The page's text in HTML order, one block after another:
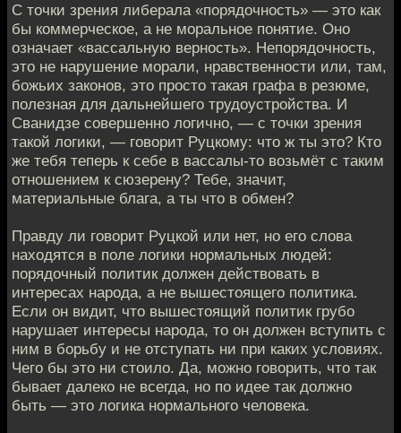
С точки зрения либерала «порядочность» — это как
бы коммерческое, а не моральное понятие. Оно
означает «вассальную верность». Непорядочность,
это не нарушение морали, нравственности или, там,
божьих законов, это просто такая графа в резюме,
полезная для дальнейшего трудоустройства. И
Сванидзе совершенно логично, — с точки зрения
такой логики, — говорит Руцкому: что ж ты это? Кто
же тебя теперь к себе в вассалы-то возьмёт с таким
отношением к сюзерену? Тебе, значит,
материальные блага, а ты что в обмен?
Правду ли говорит Руцкой или нет, но его слова
находятся в поле логики нормальных людей:
порядочный политик должен действовать в
интересах народа, а не вышестоящего политика.
Если он видит, что вышестоящий политик грубо
нарушает интересы народа, то он должен вступить с
ним в борьбу и не отступать ни при каких условиях.
Чего бы это ни стоило. Да, можно говорить, что так
бывает далеко не всегда, но по идее так должно
быть — это логика нормального человека.